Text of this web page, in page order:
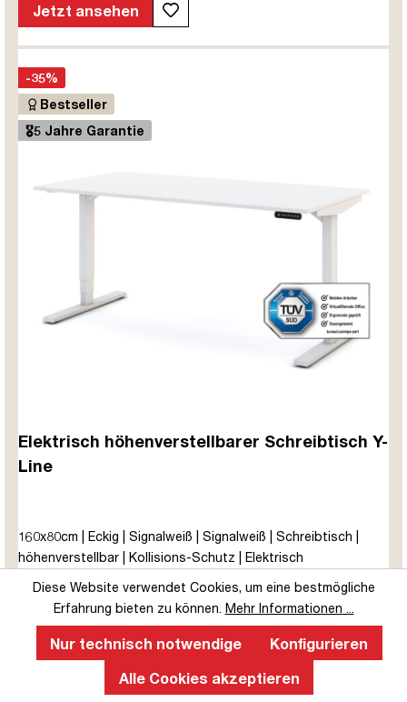
Jetzt ansehen
-35%
Bestseller
🎖️5 Jahre Garantie
Elektrisch höhenverstellbarer Schreibtisch Y-
Line
160x80cm | Eckig | Signalweiß | Signalweiß | Schreibtisch |
höhenverstellbar | Kollisions-Schutz | Elektrisch
Melaminoberfläche | Weiß | 5 Jahre Herstellergarantie |
unmontiert | TÜV© mobiles Arbeiten | bis zu 80 kg | Y-Line |
Steckertyp C
erhältlich in126 Variationen
ab 359,00 €
689,00 €
Jetzt ansehen
Diese Website verwendet Cookies, um eine bestmögliche
Erfahrung bieten zu können. Mehr Informationen ...
Nur technisch notwendige
Konfigurieren
Alle Cookies akzeptieren